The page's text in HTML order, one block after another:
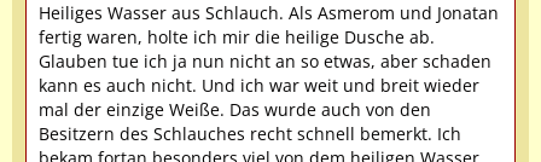
Heiliges Wasser aus Schlauch. Als Asmerom und Jonatan
fertig waren, holte ich mir die heilige Dusche ab.
Glauben tue ich ja nun nicht an so etwas, aber schaden
kann es auch nicht. Und ich war weit und breit wieder
mal der einzige Weiße. Das wurde auch von den
Besitzern des Schlauches recht schnell bemerkt. Ich